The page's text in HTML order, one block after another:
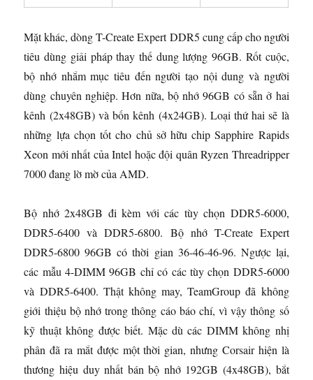
Mặt khác, dòng T-Create Expert DDR5 cung cấp cho người
tiêu dùng giải pháp thay thế dung lượng 96GB. Rốt cuộc,
bộ nhớ nhắm mục tiêu đến người tạo nội dung và người
dùng chuyên nghiệp. Hơn nữa, bộ nhớ 96GB có sẵn ở hai
kênh (2x48GB) và bốn kênh (4x24GB). Loại thứ hai sẽ là
những lựa chọn tốt cho chủ sở hữu chip Sapphire Rapids
Xeon mới nhất của Intel hoặc đội quân Ryzen Threadripper
7000 đang lờ mờ của AMD.
Bộ nhớ 2x48GB đi kèm với các tùy chọn DDR5-6000,
DDR5-6400 và DDR5-6800. Bộ nhớ T-Create Expert
DDR5-6800 96GB có thời gian 36-46-46-96. Ngược lại,
các mẫu 4-DIMM 96GB chỉ có các tùy chọn DDR5-6000
và DDR5-6400. Thật không may, TeamGroup đã không
giới thiệu bộ nhớ trong thông cáo báo chí, vì vậy thông số
kỹ thuật không được biết. Mặc dù các DIMM không nhị
phân đã ra mắt được một thời gian, nhưng Corsair hiện là
thương hiệu duy nhất bán bộ nhớ 192GB (4x48GB), bắt